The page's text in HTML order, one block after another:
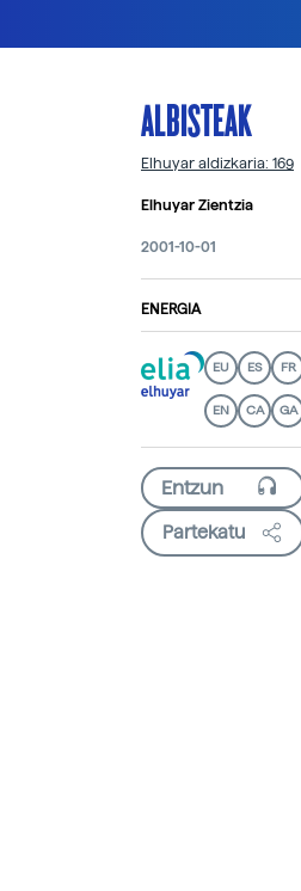
ALBISTEAK
Elhuyar aldizkaria: 169
Elhuyar Zientzia
2001-10-01
ENERGIA
EU ES FR
EN CA GA
Partekatu